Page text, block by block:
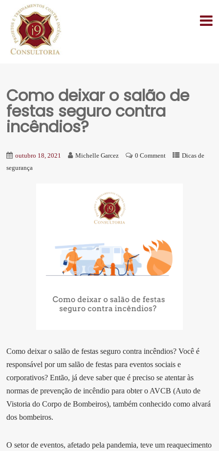
Como deixar o salão de
festas seguro contra
incêndios?
outubro 18, 2021 Michelle Garcez 0 Comment
Dicas de
segurança
Como deixar o salão de festas seguro contra incêndios? Você é
responsável por um salão de festas para eventos sociais e
corporativos? Então, já deve saber que é preciso se atentar às
normas de prevenção de incêndio para obter o AVCB (Auto de
Vistoria do Corpo de Bombeiros), também conhecido como alvará
dos bombeiros.
O setor de eventos, afetado pela pandemia, teve um reaquecimento